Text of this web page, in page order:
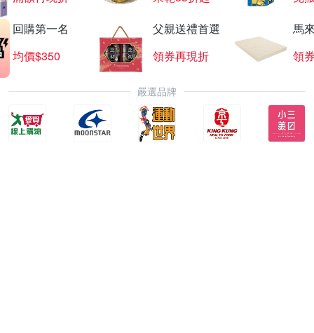
回購第一名
均價$350
父親送禮首選
領券再現折
馬
領
嚴選品牌